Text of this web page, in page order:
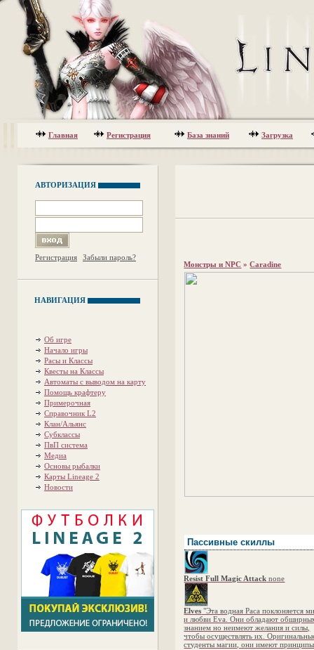
Главная Регистрация База знаний Загрузка
АВТОРИЗАЦИЯ
Регистрация Забыли пароль?
НАВИГАЦИЯ
Об игре
Начало игры
Расы и Классы
Квесты на Классы
Автоматы с выводом на карту
Помощь крафтеру
Примерочная
Справочник L2
Клан/Альянс
Субклассы
ПвП система
Медиа
Основы рыбалки
Карты Lineage 2
Новости
Монстры и NPC »Caradine
Пассивные скиллы
Resist Full Magic Attack none
Elves "Эта водная Раса поклоняется
и любви Eva. Они обладают
знанием но неимеют желания и силы,
чтобы осуществлять их.
студенты магии, они имеют принципы